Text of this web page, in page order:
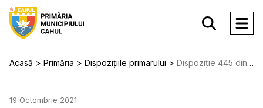
Acasă Primăria Dispozițiile primarului Dispoziție 445 din 19.10.2021. Cu privire la efectuarea evaluării iniţiale a situaţiei copilului
19 Octombrie 2021